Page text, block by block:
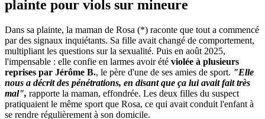
plainte pour viols sur mineure
Dans sa plainte, la maman de Rosa (*) raconte que tout a commencé
par des signaux inquiétants. Sa fille avait changé de comportement,
multipliant les questions sur la sexualité. Puis en août 2025,
l'impensable : elle confie en larmes avoir été violée à plusieurs
reprises par Jérôme B., le père d'une de ses amies de sport. "Elle
nous a décrit des pénétrations, en disant que ça lui avait fait très
mal", rapporte la maman, effondrée. Les deux filles du suspect
pratiquaient le même sport que Rosa, ce qui avait conduit l'enfant à
se rendre régulièrement à son domicile.